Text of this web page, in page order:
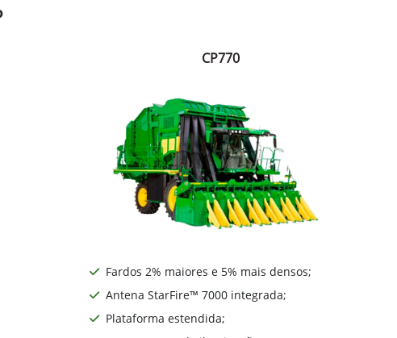
CP770
Fardos 2% maiores e 5% mais densos;
Antena StarFire™ 7000 integrada;
Plataforma estendida;